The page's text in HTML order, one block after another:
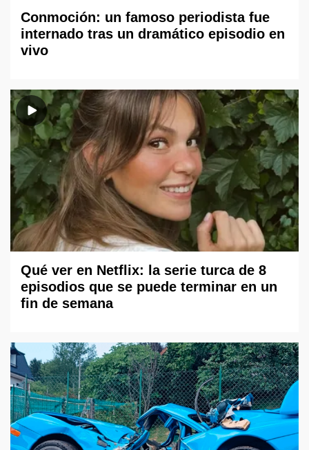
Conmoción: un famoso periodista fue
internado tras un dramático episodio en
vivo
Qué ver en Netflix: la serie turca de 8
episodios que se puede terminar en un
fin de semana